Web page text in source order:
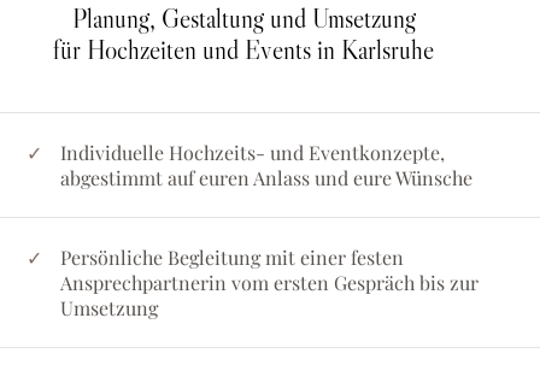
Planung, Gestaltung und Umsetzung
für Hochzeiten und Events in Karlsruhe
Individuelle Hochzeits- und Eventkonzepte,
abgestimmt auf euren Anlass und eure Wünsche
Persönliche Begleitung mit einer festen
Ansprechpartnerin vom ersten Gespräch bis zur
Umsetzung